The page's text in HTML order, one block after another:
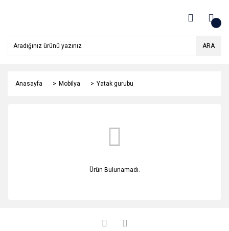
ARA
Anasayfa Mobilya Yatak gurubu
Ürün Bulunamadı.